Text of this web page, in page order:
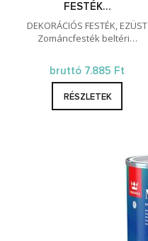
FESTÉK…
DEKORÁCIÓS FESTÉK, EZÜST
Zománcfesték beltéri…
bruttó 7.885 Ft
RÉSZLETEK